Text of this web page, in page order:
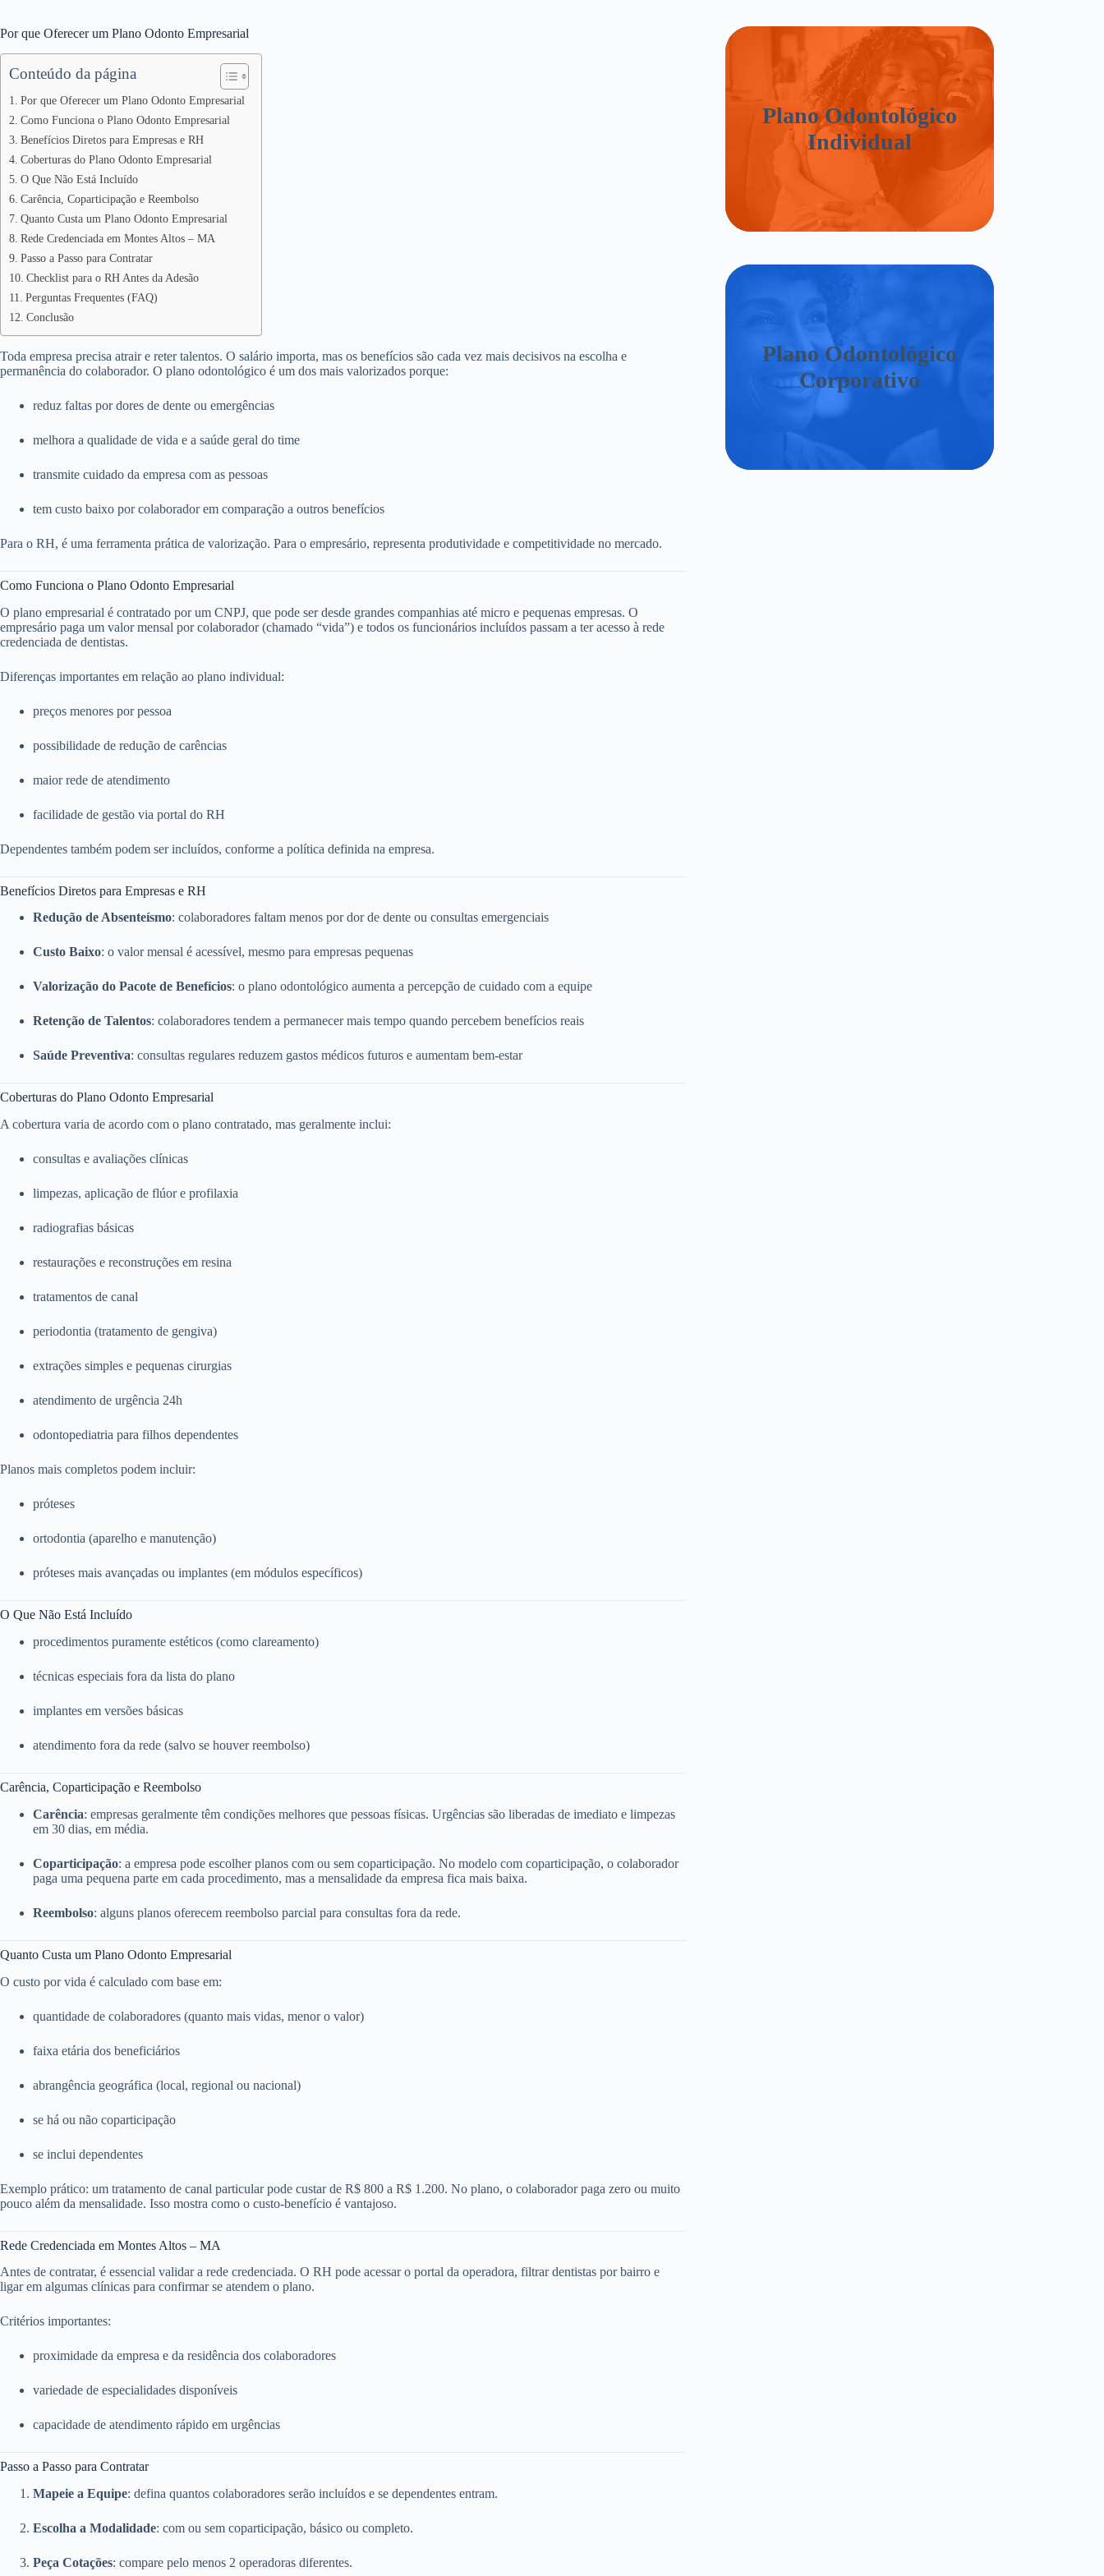
Por que Oferecer um Plano Odonto Empresarial
Conteúdo da página
Por que Oferecer um Plano Odonto Empresarial
Como Funciona o Plano Odonto Empresarial
Benefícios Diretos para Empresas e RH
Coberturas do Plano Odonto Empresarial
O Que Não Está Incluído
Carência, Coparticipação e Reembolso
Quanto Custa um Plano Odonto Empresarial
Rede Credenciada em Montes Altos – MA
Passo a Passo para Contratar
Checklist para o RH Antes da Adesão
Perguntas Frequentes (FAQ)
Conclusão
Toda empresa precisa atrair e reter talentos. O salário importa, mas os benefícios são cada vez mais decisivos na escolha e
permanência do colaborador. O plano odontológico é um dos mais valorizados porque:
reduz faltas por dores de dente ou emergências
melhora a qualidade de vida e a saúde geral do time
transmite cuidado da empresa com as pessoas
tem custo baixo por colaborador em comparação a outros benefícios
Para o RH, é uma ferramenta prática de valorização. Para o empresário, representa produtividade e competitividade no mercado.
Como Funciona o Plano Odonto Empresarial
O plano empresarial é contratado por um CNPJ, que pode ser desde grandes companhias até micro e pequenas empresas. O
empresário paga um valor mensal por colaborador (chamado “vida”) e todos os funcionários incluídos passam a ter acesso à rede
credenciada de dentistas.
Diferenças importantes em relação ao plano individual:
preços menores por pessoa
possibilidade de redução de carências
maior rede de atendimento
facilidade de gestão via portal do RH
Dependentes também podem ser incluídos, conforme a política definida na empresa.
Benefícios Diretos para Empresas e RH
Redução de Absenteísmo: colaboradores faltam menos por dor de dente ou consultas emergenciais
Custo Baixo: o valor mensal é acessível, mesmo para empresas pequenas
Valorização do Pacote de Benefícios: o plano odontológico aumenta a percepção de cuidado com a equipe
Retenção de Talentos: colaboradores tendem a permanecer mais tempo quando percebem benefícios reais
Saúde Preventiva: consultas regulares reduzem gastos médicos futuros e aumentam bem-estar
Coberturas do Plano Odonto Empresarial
A cobertura varia de acordo com o plano contratado, mas geralmente inclui:
consultas e avaliações clínicas
limpezas, aplicação de flúor e profilaxia
radiografias básicas
restaurações e reconstruções em resina
tratamentos de canal
periodontia (tratamento de gengiva)
extrações simples e pequenas cirurgias
atendimento de urgência 24h
odontopediatria para filhos dependentes
Planos mais completos podem incluir:
próteses
ortodontia (aparelho e manutenção)
próteses mais avançadas ou implantes (em módulos específicos)
O Que Não Está Incluído
procedimentos puramente estéticos (como clareamento)
técnicas especiais fora da lista do plano
implantes em versões básicas
atendimento fora da rede (salvo se houver reembolso)
Carência, Coparticipação e Reembolso
Carência: empresas geralmente têm condições melhores que pessoas físicas. Urgências são liberadas de imediato e limpezas
em 30 dias, em média.
Coparticipação: a empresa pode escolher planos com ou sem coparticipação. No modelo com coparticipação, o colaborador
paga uma pequena parte em cada procedimento, mas a mensalidade da empresa fica mais baixa.
Reembolso: alguns planos oferecem reembolso parcial para consultas fora da rede.
Quanto Custa um Plano Odonto Empresarial
O custo por vida é calculado com base em:
quantidade de colaboradores (quanto mais vidas, menor o valor)
faixa etária dos beneficiários
abrangência geográfica (local, regional ou nacional)
se há ou não coparticipação
se inclui dependentes
Exemplo prático: um tratamento de canal particular pode custar de R$ 800 a R$ 1.200. No plano, o colaborador paga zero ou muito
pouco além da mensalidade. Isso mostra como o custo-benefício é vantajoso.
Rede Credenciada em Montes Altos – MA
Antes de contratar, é essencial validar a rede credenciada. O RH pode acessar o portal da operadora, filtrar dentistas por bairro e
ligar em algumas clínicas para confirmar se atendem o plano.
Critérios importantes:
proximidade da empresa e da residência dos colaboradores
variedade de especialidades disponíveis
capacidade de atendimento rápido em urgências
Passo a Passo para Contratar
Mapeie a Equipe: defina quantos colaboradores serão incluídos e se dependentes entram.
Escolha a Modalidade: com ou sem coparticipação, básico ou completo.
Peça Cotações: compare pelo menos 2 operadoras diferentes.
Plano Odontológico
Individual
Plano Odontológico
Corporativo